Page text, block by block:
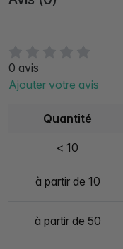
0 avis
Ajouter votre avis
Quantité
< 10
à partir de 10
à partir de 50